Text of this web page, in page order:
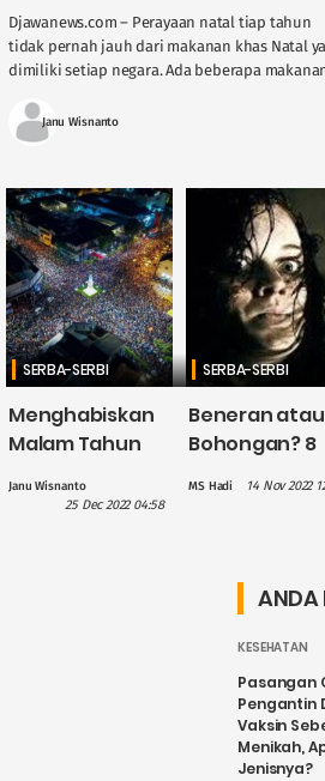
Djawanews.com – Perayaan natal tiap tahun
tidak pernah jauh dari makanan khas Natal
dimiliki setiap negara. Ada beberapa
Janu Wisnanto
SERBA-SERBI
Menghabiskan
Malam Tahun
Jogja, Kunjungi
Janu Wisnanto
25 Dec 2022 04:58
SERBA-SERBI
Beneran atau
Bohongan? 8
Sungguhan
MS Hadi 14 Nov 2022
ANDA
KESEHATAN
Pasangan
Pengantin
Vaksin
Menikah,
Jenisnya?